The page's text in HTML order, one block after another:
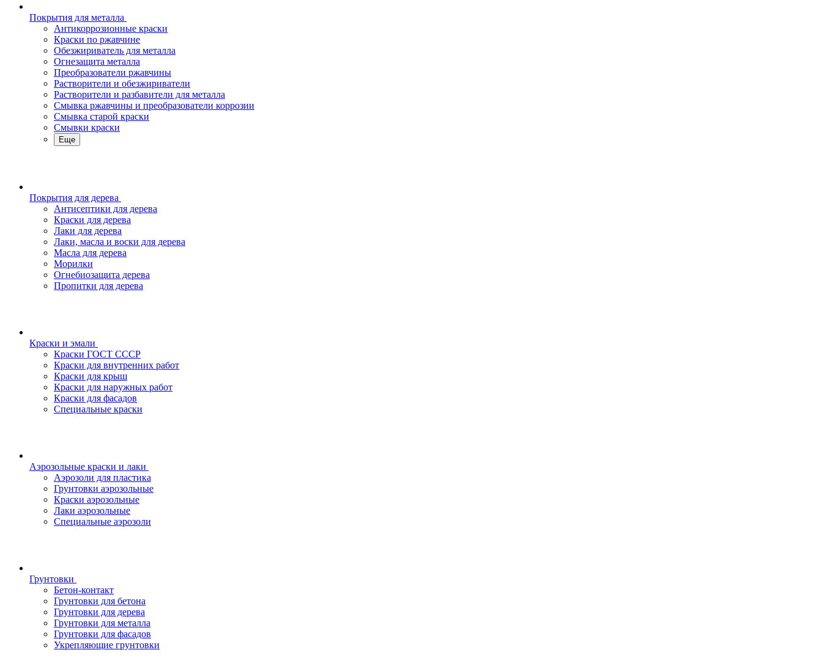
Покрытия для металла
Антикоррозионные краски
Краски по ржавчине
Обезжириватель для металла
Огнезащита металла
Преобразователи ржавчины
Растворители и обезжириватели
Растворители и разбавители для металла
Смывка ржавчины и преобразователи коррозии
Смывка старой краски
Смывки краски
Еще
Покрытия для дерева
Антисептики для дерева
Краски для дерева
Лаки для дерева
Лаки, масла и воски для дерева
Масла для дерева
Морилки
Огнебиозащита дерева
Пропитки для дерева
Краски и эмали
Краски ГОСТ СССР
Краски для внутренних работ
Краски для крыш
Краски для наружных работ
Краски для фасадов
Специальные краски
Аэрозольные краски и лаки
Аэрозоли для пластика
Грунтовки аэрозольные
Краски аэрозольные
Лаки аэрозольные
Специальные аэрозоли
Грунтовки
Бетон-контакт
Грунтовки для бетона
Грунтовки для дерева
Грунтовки для металла
Грунтовки для фасадов
Укрепляющие грунтовки